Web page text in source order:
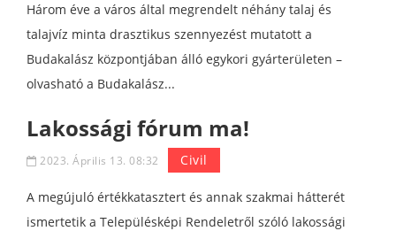
Három éve a város által megrendelt néhány talaj és
talajvíz minta drasztikus szennyezést mutatott a
Budakalász központjában álló egykori gyárterületen –
olvasható a Budakalász...
Lakossági fórum ma!
2023. Április 13. 08:32 Civil
A megújuló értékkatasztert és annak szakmai hátterét
ismertetik a Településképi Rendeletről szóló lakossági